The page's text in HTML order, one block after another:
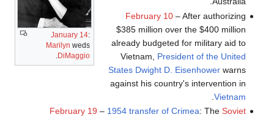
January 14:
Marilyn weds
DiMaggio
.
February 10– After authorizing
$385 million over the $400 million
already budgeted for military aid to
Vietnam, President of the United
States Dwight D. Eisenhowerwarns
against his country's intervention in
Vietnam
February 19 – 1954 transfer of Crimea: The Soviet